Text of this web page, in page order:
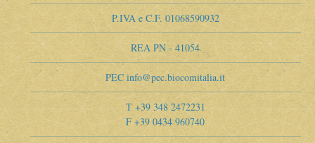
P.IVA e C.F. 01068590932
REA PN - 41054
PEC info@pec.biocomitalia.it
T +39 348 2472231
F +39 0434 960740